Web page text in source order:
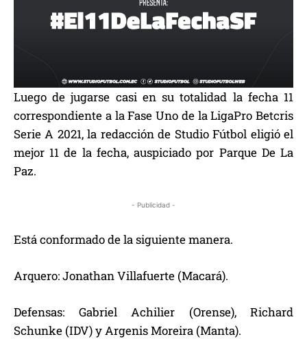
Luego de jugarse casi en su totalidad la fecha 11
correspondiente a la Fase Uno de la LigaPro Betcris
Serie A 2021, la redacción de Studio Fútbol eligió el
mejor 11 de la fecha, auspiciado por Parque De La
Paz.
- Publicidad -
Está conformado de la siguiente manera.
Arquero: Jonathan Villafuerte (Macará).
Defensas: Gabriel Achilier (Orense), Richard
Schunke (IDV) y Argenis Moreira (Manta).